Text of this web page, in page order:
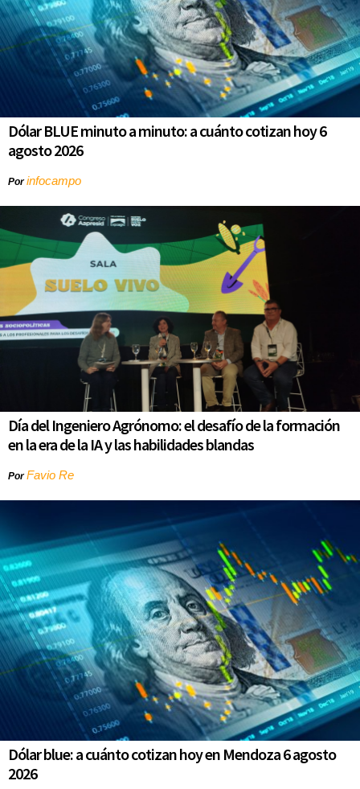
Dólar BLUE minuto a minuto: a cuánto cotizan hoy 6
agosto 2026
Porinfocampo
Día del Ingeniero Agrónomo: el desafío de la formación
en la era de la IA y las habilidades blandas
PorFavio Re
Dólar blue: a cuánto cotizan hoy en Mendoza 6 agosto
2026